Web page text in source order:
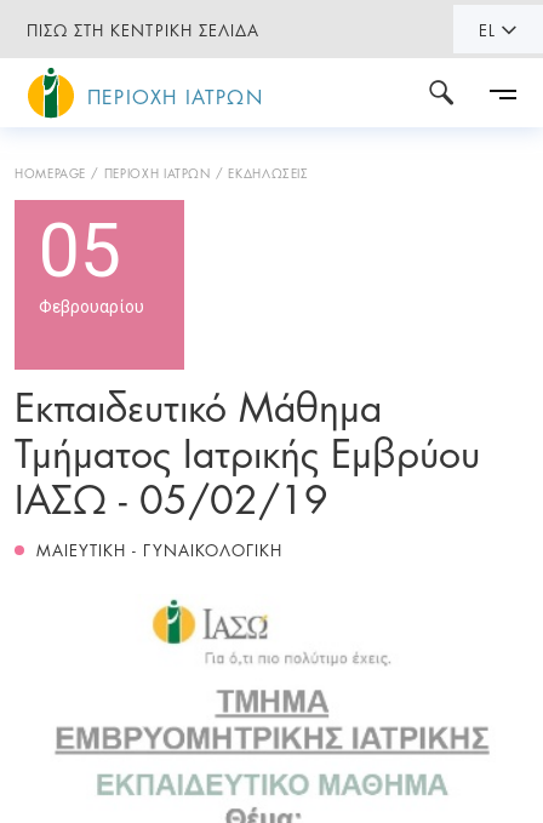
ΠΙΣΩ ΣΤΗ ΚΕΝΤΡΙΚΗ ΣΕΛΙΔΑ EL
ΠΕΡΙΟΧΗ ΙΑΤΡΩΝ
HOMEPAGE ΠΕΡΙΟΧΗ ΙΑΤΡΩΝ ΕΚΔΗΛΩΣΕΙΣ
05
Φεβρουαρίου
Εκπαιδευτικό Μάθημα
Τμήματος Ιατρικής Εμβρύου
ΙΑΣΩ - 05/02/19
ΜΑΙΕΥΤΙΚΗ - ΓΥΝΑΙΚΟΛΟΓΙΚΗ